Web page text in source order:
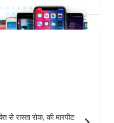
से रास्ता रोक, की मारपीट